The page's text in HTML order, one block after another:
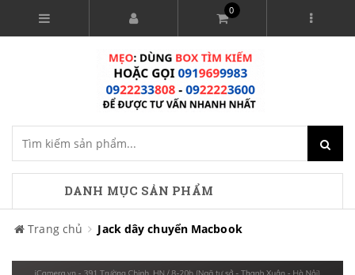
0
DANH MỤC SẢN PHẨM
Trang chủ Jack dây chuyển Macbook